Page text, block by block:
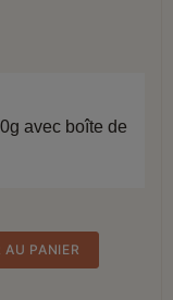
avec boîte de
AU PANIER